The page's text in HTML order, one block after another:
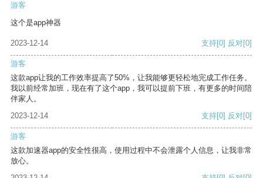
游客
这个是app神器
2023-12-14 支持[0] 反对[0]
游客
这款app让我的工作效率提高了50%，让我能够更轻松地完成工作任务。
我以前经常加班，现在有了这个app，我可以提前下班，有更多的时间陪
伴家人。
2023-12-14
支持[0] 反对[0]
游客
这款加速器app的安全性很高，使用过程中不会泄露个人信息，让我非常
放心。